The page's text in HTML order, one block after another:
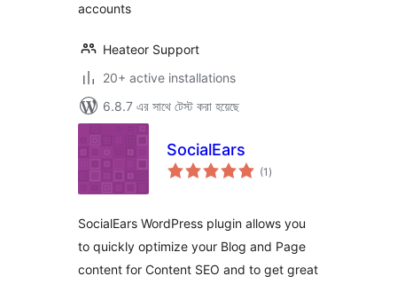
accounts
Heateor Support
20+ active installations
6.8.7 এর সাথে টেস্ট করা হয়েছে
SocialEars
(1 total
ratings
)
SocialEars WordPress plugin allows you
to quickly optimize your Blog and Page
content for Content SEO and to get great